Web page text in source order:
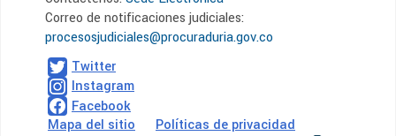
Correo de notificaciones judiciales:
procesosjudiciales@procuraduria.gov.co
Twitter
Instagram
Facebook
Mapa del sitio
Políticas de privacidad